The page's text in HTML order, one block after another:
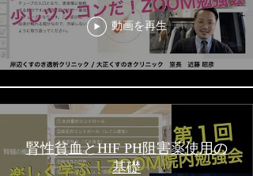
動画を再生
腎性貧血とHIF PH阻害薬使用の
基礎